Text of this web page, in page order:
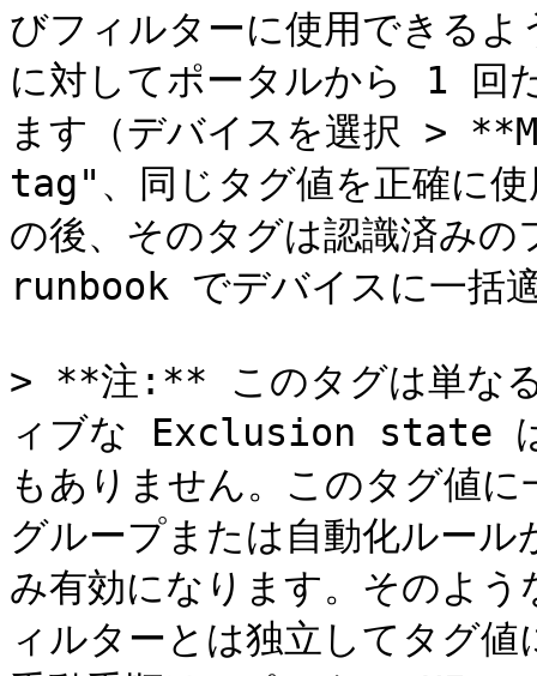
びフィルターに使用できる
に対してポータルから 1 回
ます（デバイスを選択 >
tag"、同じタグ値を正確に
の後、そのタグは認識済み
runbook でデバイスに一括
> **注:** このタグは単なる
ィブな Exclusion state は
もありません。このタグ値
グループまたは自動化ルー
み有効になります。そのよ
ィルターとは独立してタグ